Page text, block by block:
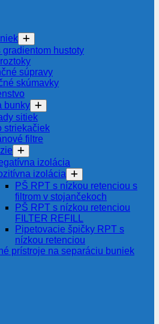
gradientom hustoty
súpravy
skúmavky
bunky
sitiek
striekačiek
filtre
izolácia
izolácia
PŠ RPT s nízkou retenciou s
filtrom v stojančekoch
PŠ RPT s nízkou retenciou
FILTER REFILL
Pipetovacie špičky RPT s
nízkou retenciou
prístroje na separáciu buniek